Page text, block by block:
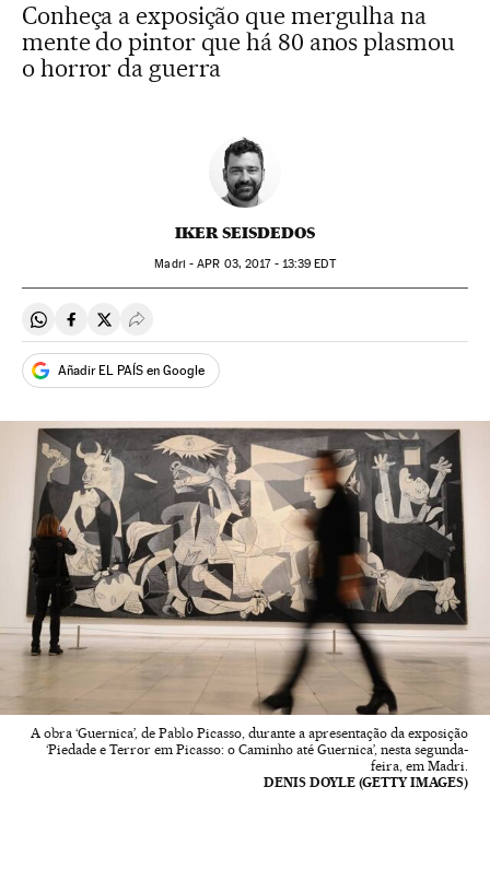
Conheça a exposição que mergulha na
mente do pintor que há 80 anos plasmou
o horror da guerra
IKER SEISDEDOS
Madri -APR 03, 2017 - 13:39 EDT
Compartir en Whatsapp
Compartir en Facebook
Compartir en Twitter
Desplegar Redes Sociales
Añadir EL PAÍS en Google
A obra ‘Guernica’, de Pablo Picasso, durante a apresentação da exposição
‘Piedade e Terror em Picasso: o Caminho até Guernica’, nesta segunda-
feira, em Madri.
DENIS DOYLE (GETTY IMAGES)